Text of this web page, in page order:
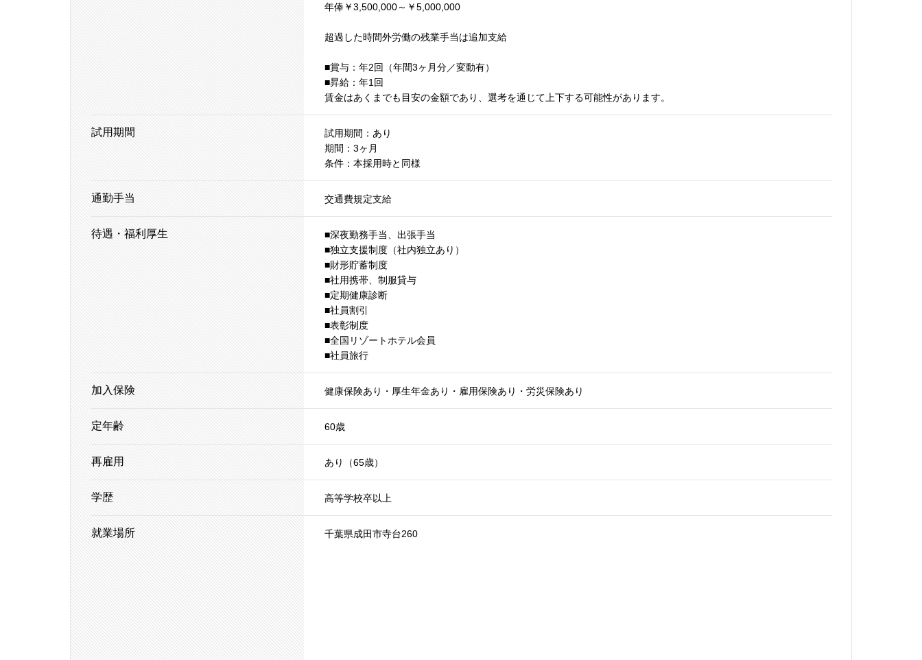
年俸￥3,500,000～￥5,000,000
超過した時間外労働の残業手当は追加支給
■賞与：年2回（年間3ヶ月分／変動有）
■昇給：年1回
賃金はあくまでも目安の金額であり、選考を通じて上下する可能性があります。
試用期間
試用期間：あり
期間：3ヶ月
条件：本採用時と同様
通勤手当 交通費規定支給
待遇・福利厚生
■深夜勤務手当、出張手当
■独立支援制度（社内独立あり）
■財形貯蓄制度
■社用携帯、制服貸与
■定期健康診断
■社員割引
■表彰制度
■全国リゾートホテル会員
■社員旅行
加入保険 健康保険あり・厚生年金あり・雇用保険あり・労災保険あり
定年齢 60歳
再雇用 あり（65歳）
学歴 高等学校卒以上
就業場所 千葉県成田市寺台260